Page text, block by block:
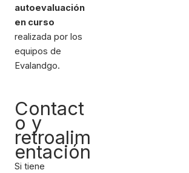
autoevaluación
en curso
realizada por los
equipos de
Evalandgo.
Contact
o y
retroalim
entación
Si tiene